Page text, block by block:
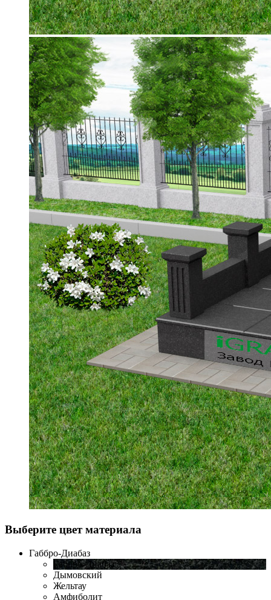
Выберите цвет материала
Габбро-Диабаз
Габбро-Диабаз
Дымовский
Жельтау
Амфиболит